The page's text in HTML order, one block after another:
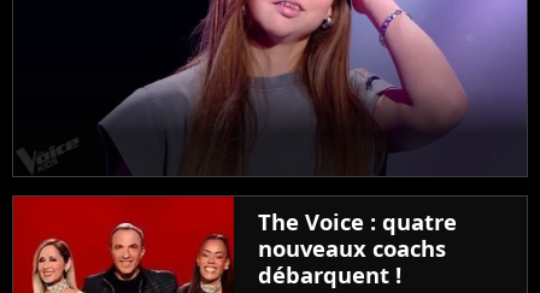
The Voice : quatre
nouveaux coachs
débarquent !